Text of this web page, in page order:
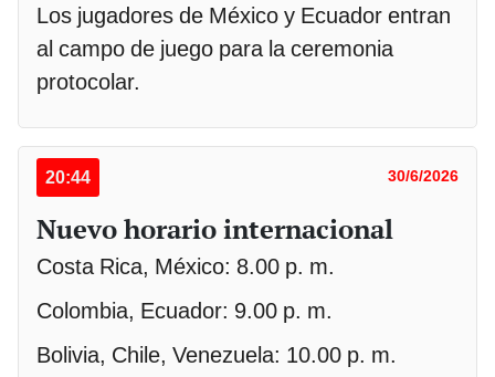
Los jugadores de México y Ecuador entran
al campo de juego para la ceremonia
protocolar.
20:44 30/6/2026
Nuevo horario internacional
Costa Rica, México: 8.00 p. m.
Colombia, Ecuador: 9.00 p. m.
Bolivia, Chile, Venezuela: 10.00 p. m.